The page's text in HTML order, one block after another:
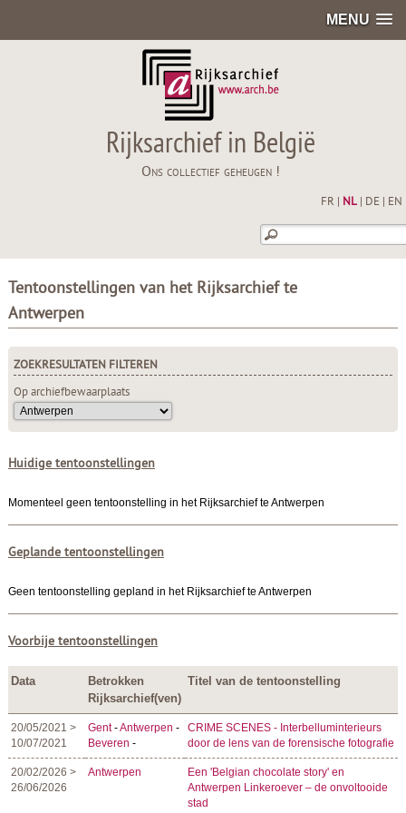
MENU
Rijksarchief in België
Ons collectief geheugen !
FR NL| DE EN
Tentoonstellingen van het Rijksarchief te
Antwerpen
ZOEKRESULTATEN FILTEREN
Op archiefbewaarplaats
Huidige tentoonstellingen
Momenteel geen tentoonstelling in het Rijksarchief te Antwerpen
Geplande tentoonstellingen
Geen tentoonstelling gepland in het Rijksarchief te Antwerpen
Voorbije tentoonstellingen
Data
Betrokken
Rijksarchief(ven)
Titel van de tentoonstelling
20/05/2021 >
10/07/2021
Gent-Antwerpen -
Beveren -
CRIME SCENES - Interbelluminterieurs
door de lens van de forensische fotografie
20/02/2026 >
26/06/2026
Antwerpen
Een 'Belgian chocolate story' en
Antwerpen Linkeroever – de onvoltooide
stad